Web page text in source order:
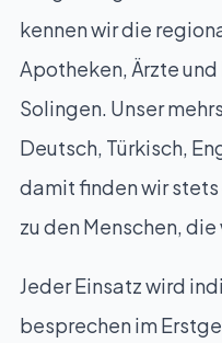
kennen wir die
Apotheken, Ärzte
Solingen. Unser
Deutsch, Türkisch,
damit finden wir
zu den Menschen,
Jeder Einsatz wird
besprechen im